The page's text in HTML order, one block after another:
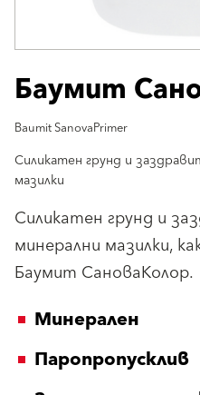
Баумит
Baumit SanovaPrimer
Силикатен грунд и
мазилки
Силикатен грунд и
минерални мазилки,
Баумит СановаКолор.
Минерален
Паропропусклив